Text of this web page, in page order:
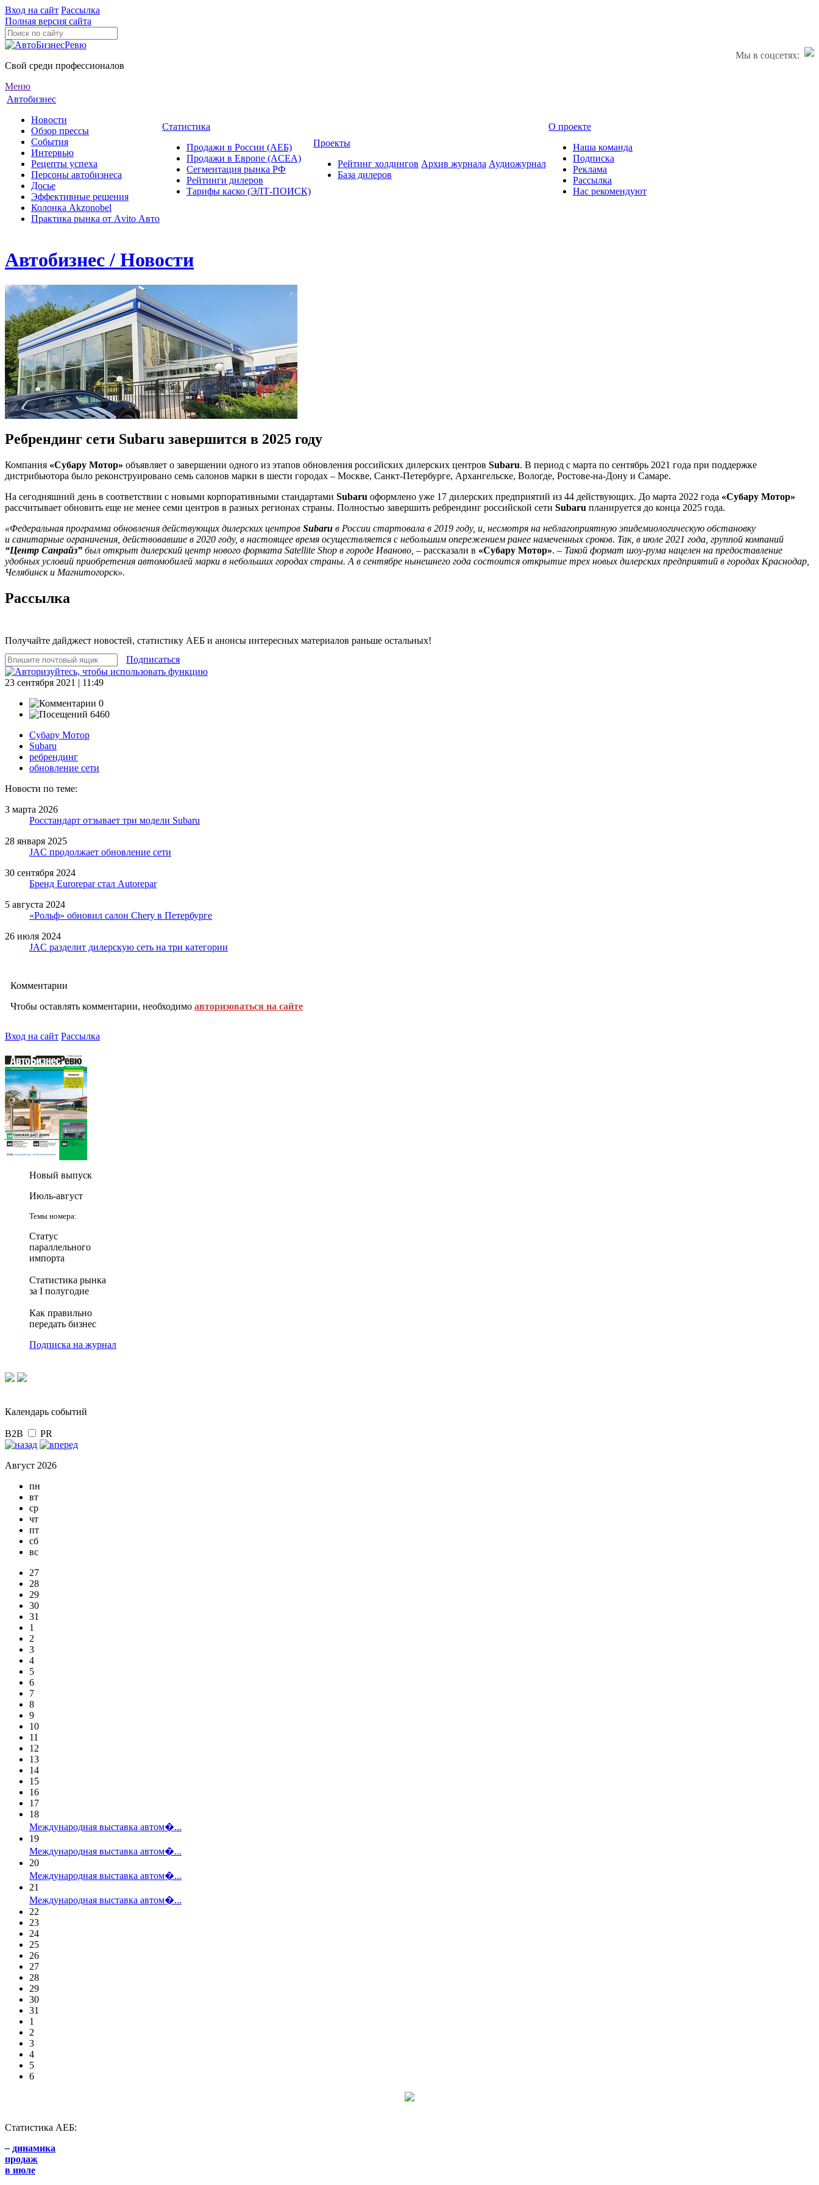
Вход на сайт Рассылка
Полная версия сайта
Мы в соцсетях:
Свой среди профессионалов
Меню
Автобизнес
Новости
Обзор прессы
События
Интервью
Рецепты успеха
Персоны автобизнеса
Досье
Эффективные решения
Колонка Akzonobel
Практика рынка от Аvito Авто
Статистика
Продажи в России (АЕБ)
Продажи в Европе (ACEA)
Сегментация рынка РФ
Рейтинги дилеров
Тарифы каско (ЭЛТ-ПОИСК)
Проекты
Рейтинг холдингов
База дилеров
Архив журнала Аудиожурнал
О проекте
Наша команда
Подписка
Реклама
Рассылка
Нас рекомендуют
Автобизнес / Новости
Ребрендинг сети Subaru завершится в 2025 году
Компания «Субару Мотор» объявляет о завершении одного из этапов обновления российских дилерских центров Subaru. В период с марта по сентябрь 2021 года при поддержке
дистрибьютора было реконструировано семь салонов марки в шести городах – Москве, Санкт-Петербурге, Архангельске, Вологде, Ростове-на-Дону и Самаре.
На сегодняшний день в соответствии с новыми корпоративными стандартами Subaru оформлено уже 17 дилерских предприятий из 44 действующих. До марта 2022 года «Субару Мотор»
рассчитывает обновить еще не менее семи центров в разных регионах страны. Полностью завершить ребрендинг российской сети Subaru планируется до конца 2025 года.
«Федеральная программа обновления действующих дилерских центров Subaru в России стартовала в 2019 году, и, несмотря на неблагоприятную эпидемиологическую обстановку
и санитарные ограничения, действовавшие в 2020 году, в настоящее время осуществляется с небольшим опережением ранее намеченных сроков. Так, в июле 2021 года, группой компаний
“Центр Санрайз” был открыт дилерский центр нового формата Satellite Shop в городе Иваново, – рассказали в «Субару Мотор». – Такой формат шоу-рума нацелен на предоставление
удобных условий приобретения автомобилей марки в небольших городах страны. А в сентябре нынешнего года состоится открытие трех новых дилерских предприятий в городах Краснодар,
Челябинск и Магнитогорск».
Рассылка
Получайте дайджест новостей, статистику АЕБ и анонсы интересных материалов раньше остальных!
Подписаться
23 сентября 2021 | 11:49
0
6460
Субару Мотор
Subaru
ребрендинг
обновление сети
Новости по теме:
3 марта 2026
Росстандарт отзывает три модели Subaru
28 января 2025
JAC продолжает обновление сети
30 сентября 2024
Бренд Eurorepar стал Autorepar
5 августа 2024
«Рольф» обновил салон Chery в Петербурге
26 июля 2024
JAC разделит дилерскую сеть на три категории
Комментарии
Чтобы оставлять комментарии, необходимо авторизоваться на сайте
Вход на сайт Рассылка
Новый выпуск
Июль-август
Темы номера:
Статус
параллельного
импорта
Статистика рынка
за I полугодие
Как правильно
передать бизнес
Подписка на журнал
Календарь событий
B2B PR
Август 2026
пн
вт
ср
чт
пт
сб
вс
27
28
29
30
31
1
2
3
4
5
6
7
8
9
10
11
12
13
14
15
16
17
18
Международная выставка автом�...
19
Международная выставка автом�...
20
Международная выставка автом�...
21
Международная выставка автом�...
22
23
24
25
26
27
28
29
30
31
1
2
3
4
5
6
Статистика АЕБ:
– динамика
продаж
в июле